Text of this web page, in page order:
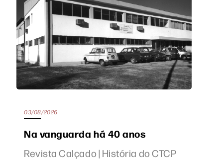
03/08/2026
Na vanguarda há 40 anos
Revista Calçado | História do CTCP